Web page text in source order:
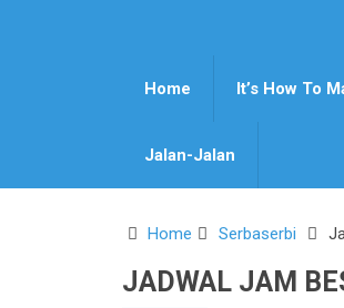
Home It’s How To
Jalan-Jalan
Home Serbaserbi
JADWAL JAM